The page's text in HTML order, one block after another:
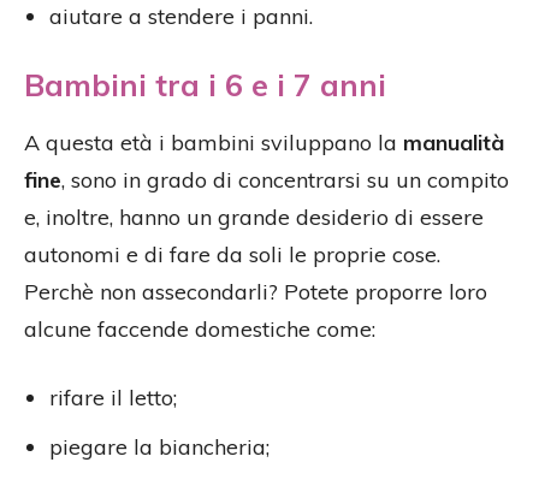
aiutare a stendere i panni.
Bambini tra i 6 e i 7 anni
A questa età i bambini sviluppano la manualità
fine, sono in grado di concentrarsi su un compito
e, inoltre, hanno un grande desiderio di essere
autonomi e di fare da soli le proprie cose.
Perchè non assecondarli? Potete proporre loro
alcune faccende domestiche come:
rifare il letto;
piegare la biancheria;